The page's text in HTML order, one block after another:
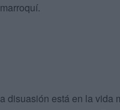
disuasión está en la